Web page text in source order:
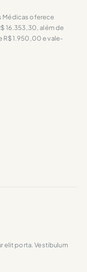
Médicas oferece
16.353,30, além de
R$ 1.950,00 e vale-
elit porta. Vestibulum